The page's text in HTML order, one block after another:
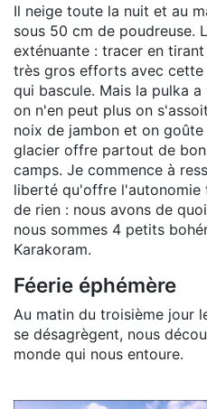
Il neige toute la nuit et au
sous 50 cm de poudreuse.
exténuante : tracer en
très gros efforts avec
qui bascule. Mais la pulka
on n'en peut plus on
noix de jambon et on
glacier offre partout de
camps. Je commence à
liberté qu'offre l'autonomie
de rien : nous avons de
nous sommes 4 petits
Karakoram.
Féerie éphémère
Au matin du troisième jour
se désagrègent, nous
monde qui nous entoure.